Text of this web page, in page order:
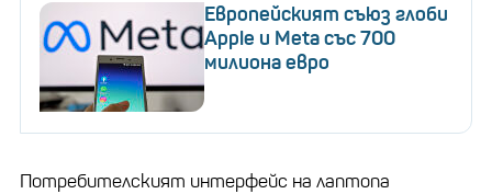
Европейският съюз глоби
Apple и Meta със 700
милиона евро
Потребителският интерфейс на лаптопа